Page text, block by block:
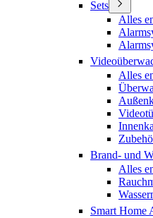
Sets
Alles
Alles
Brand- und
Alles
Smart Home